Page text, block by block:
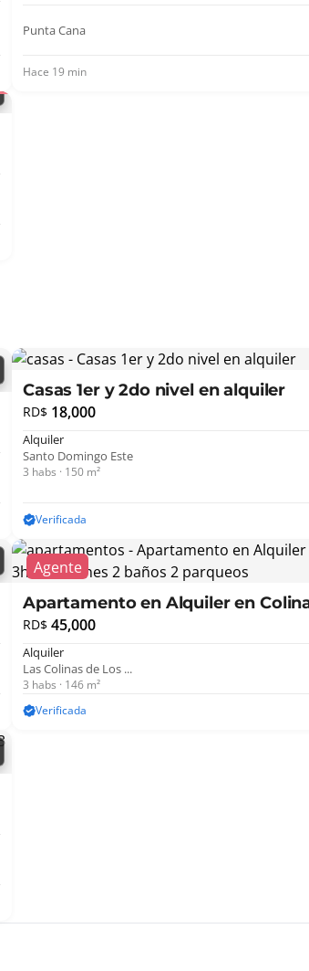
Punta Cana
Hace 19 min
Casas 1er y 2do nivel en alquiler
RD$ 18,000
Alquiler
Santo Domingo Este
3 habs · 150 m²
Verificada
Apartamento en Alquiler en
RD$ 45,000
Alquiler
Las Colinas de Los ...
3 habs · 146 m²
Verificada